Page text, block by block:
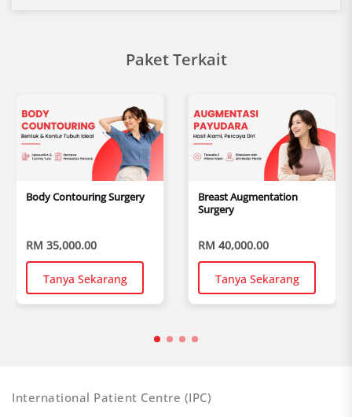
Paket Terkait
Body Contouring Surgery
RM 35,000.00
Tanya Sekarang
Breast Augmentation
Surgery
RM 40,000.00
Tanya Sekarang
International Patient Centre (IPC)